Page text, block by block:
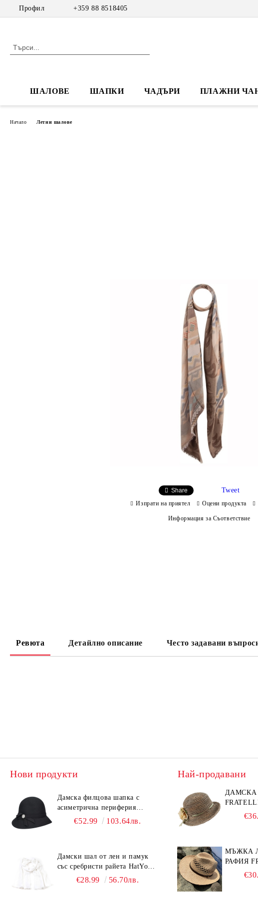
Профил +359 88 8518405
ШАЛОВЕ ШАПКИ ЧАДЪРИ ПЛАЖНИ
Начало Летни шалове
Share Tweet
Изпрати на приятел Оцени продукта
Информация за Съответствие
Ревюта Детайлно описание Често задавани
Нови продукти
Дамска филцова шапка с
асиметрична периферия
HatYou CF0376 | Черен
€52.99 103.64лв.
Дамски шал от лен и памук
със сребристи райета HatYou |
90x180 см | Бял
€28.99 56.70лв.
Най-продавани
6774,
МЪЖКА
РАФИЯ